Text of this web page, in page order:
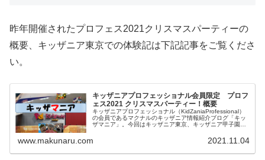
昨年開催されたプロフェス2021クリスマスパーティーの
概要、キッザニア東京での体験記は下記記事をご覧くださ
い。
キッザニアプロフェッショナル会員限定 プロフ
ェス2021 クリスマスパーティー！概要
キッザニアプロフェッショナル（KidZaniaProfessional）
の会員であるマクナルのキッザニア情報紹介ブログ「キッ
ザマニア」。今回はキッザニア東京、キッザニア甲子園で
www.makunaru.com 2021.11.04